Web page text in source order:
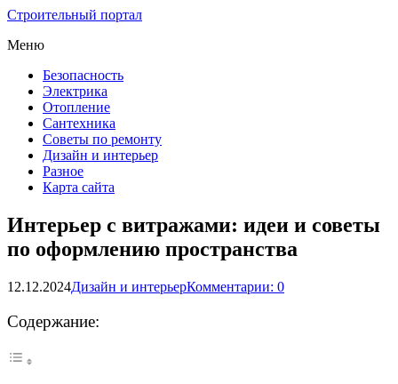
Строительный портал
Меню
Безопасность
Электрика
Отопление
Сантехника
Советы по ремонту
Дизайн и интерьер
Разное
Карта сайта
Интерьер с витражами: идеи и советы
по оформлению пространства
12.12.2024Дизайн и интерьерКомментарии: 0
Содержание: